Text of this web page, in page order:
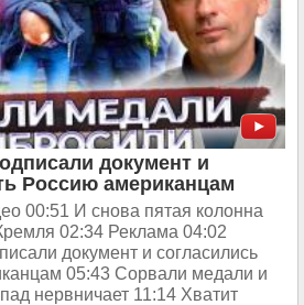
документ и
Россию американцам
00:51 И снова пятая колонна
02:34 Реклама 04:02
документ и согласились
05:43 Сорвали медали и
нервничает 11:14 Хватит